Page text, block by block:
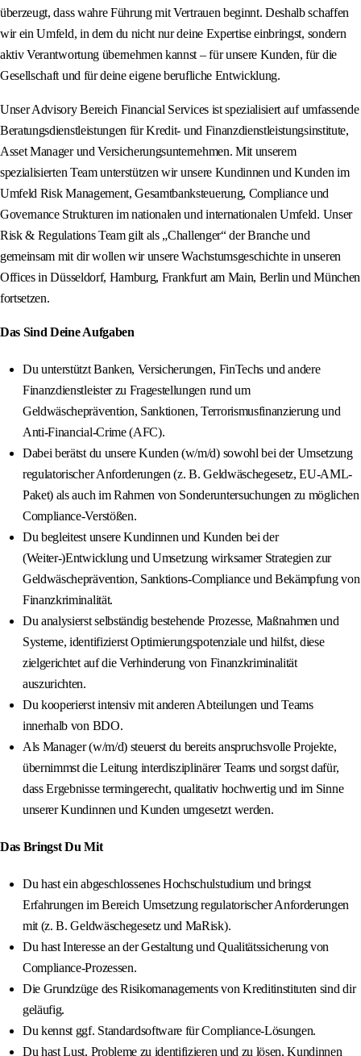
überzeugt, dass wahre Führung mit Vertrauen beginnt. Deshalb schaffen
wir ein Umfeld, in dem du nicht nur deine Expertise einbringst, sondern
aktiv Verantwortung übernehmen kannst – für unsere Kunden, für die
Gesellschaft und für deine eigene berufliche Entwicklung.
Unser Advisory Bereich Financial Services ist spezialisiert auf umfassende
Beratungsdienstleistungen für Kredit- und Finanzdienstleistungsinstitute,
Asset Manager und Versicherungsunternehmen. Mit unserem
spezialisierten Team unterstützen wir unsere Kundinnen und Kunden im
Umfeld Risk Management, Gesamtbanksteuerung, Compliance und
Governance Strukturen im nationalen und internationalen Umfeld. Unser
Risk & Regulations Team gilt als „Challenger“ der Branche und
gemeinsam mit dir wollen wir unsere Wachstumsgeschichte in unseren
Offices in Düsseldorf, Hamburg, Frankfurt am Main, Berlin und München
fortsetzen.
Das Sind Deine Aufgaben
Du unterstützt Banken, Versicherungen, FinTechs und andere
Finanzdienstleister zu Fragestellungen rund um
Geldwäscheprävention, Sanktionen, Terrorismusfinanzierung und
Anti-Financial-Crime (AFC).
Dabei berätst du unsere Kunden (w/m/d) sowohl bei der Umsetzung
regulatorischer Anforderungen (z. B. Geldwäschegesetz, EU-AML-
Paket) als auch im Rahmen von Sonderuntersuchungen zu möglichen
Compliance-Verstößen.
Du begleitest unsere Kundinnen und Kunden bei der
(Weiter-)Entwicklung und Umsetzung wirksamer Strategien zur
Geldwäscheprävention, Sanktions-Compliance und Bekämpfung von
Finanzkriminalität.
Du analysierst selbständig bestehende Prozesse, Maßnahmen und
Systeme, identifizierst Optimierungspotenziale und hilfst, diese
zielgerichtet auf die Verhinderung von Finanzkriminalität
auszurichten.
Du kooperierst intensiv mit anderen Abteilungen und Teams
innerhalb von BDO.
Als Manager (w/m/d) steuerst du bereits anspruchsvolle Projekte,
übernimmst die Leitung interdisziplinärer Teams und sorgst dafür,
dass Ergebnisse termingerecht, qualitativ hochwertig und im Sinne
unserer Kundinnen und Kunden umgesetzt werden.
Das Bringst Du Mit
Du hast ein abgeschlossenes Hochschulstudium und bringst
Erfahrungen im Bereich Umsetzung regulatorischer Anforderungen
mit (z. B. Geldwäschegesetz und MaRisk).
Du hast Interesse an der Gestaltung und Qualitätssicherung von
Compliance-Prozessen.
Die Grundzüge des Risikomanagements von Kreditinstituten sind dir
geläufig.
Du kennst ggf. Standardsoftware für Compliance-Lösungen.
Du hast Lust, Probleme zu identifizieren und zu lösen, Kundinnen